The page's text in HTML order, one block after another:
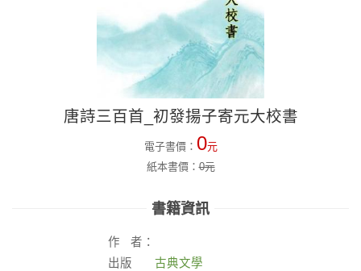
唐詩三百首_初發揚子寄元大校書
電子書價： 0元
紙本書價：0元
書籍資訊
作
者：
出版
古典文學